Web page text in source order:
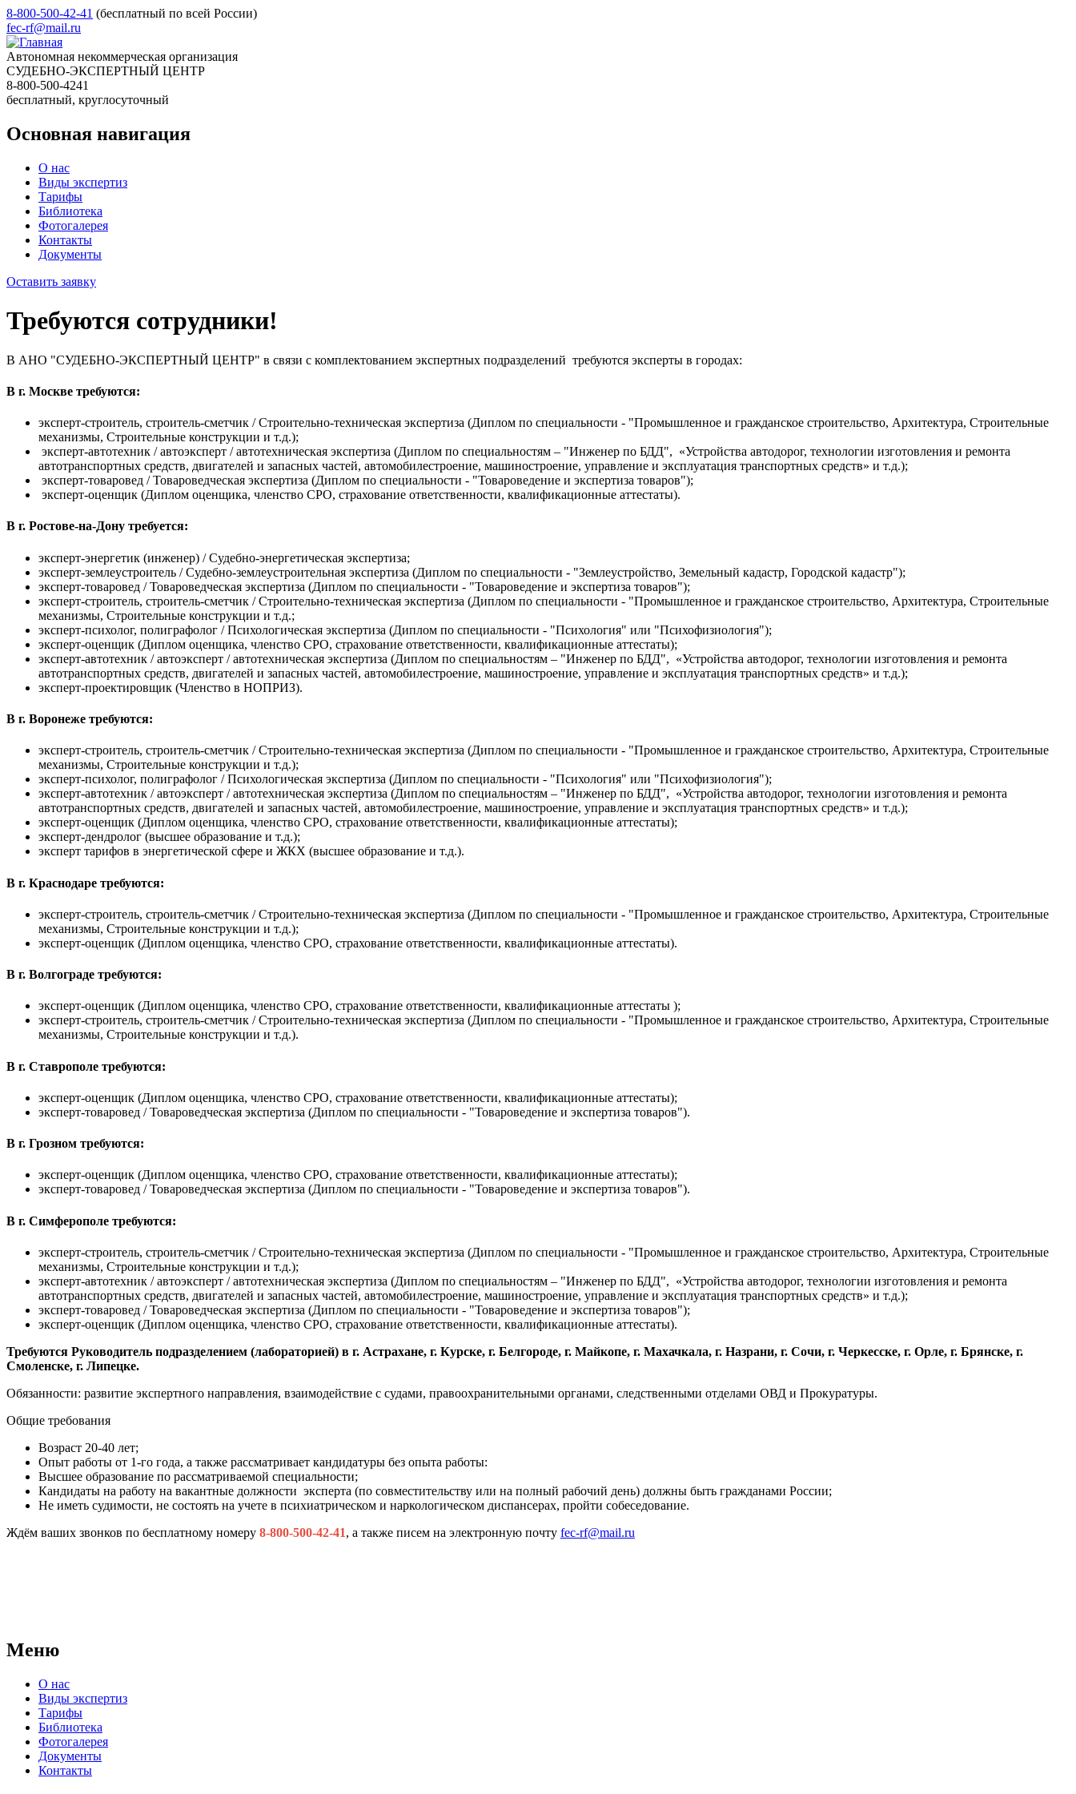
8-800-500-42-41 (бесплатный по всей России)
fec-rf@mail.ru
Автономная некоммерческая организация
СУДЕБНО-ЭКСПЕРТНЫЙ ЦЕНТР
8-800-500-4241
бесплатный, круглосуточный
Основная навигация
О нас
Виды экспертиз
Тарифы
Библиотека
Фотогалерея
Контакты
Документы
Оставить заявку
Требуются сотрудники!
В АНО "СУДЕБНО-ЭКСПЕРТНЫЙ ЦЕНТР" в связи с комплектованием экспертных подразделений требуются эксперты в городах:
В г. Москве требуются:
эксперт-строитель, строитель-сметчик / Строительно-техническая экспертиза (Диплом по специальности - "Промышленное и гражданское строительство, Архитектура, Строительные
механизмы, Строительные конструкции и т.д.);
эксперт-автотехник / автоэксперт / автотехническая экспертиза (Диплом по специальностям – "Инженер по БДД", «Устройства автодорог, технологии изготовления и ремонта
автотранспортных средств, двигателей и запасных частей, автомобилестроение, машиностроение, управление и эксплуатация транспортных средств» и т.д.);
эксперт-товаровед / Товароведческая экспертиза (Диплом по специальности - "Товароведение и экспертиза товаров");
эксперт-оценщик (Диплом оценщика, членство СРО, страхование ответственности, квалификационные аттестаты).
В г. Ростове-на-Дону требуется:
эксперт-энергетик (инженер) / Судебно-энергетическая экспертиза;
эксперт-землеустроитель / Судебно-землеустроительная экспертиза (Диплом по специальности - "Землеустройство, Земельный кадастр, Городской кадастр");
эксперт-товаровед / Товароведческая экспертиза (Диплом по специальности - "Товароведение и экспертиза товаров");
эксперт-строитель, строитель-сметчик / Строительно-техническая экспертиза (Диплом по специальности - "Промышленное и гражданское строительство, Архитектура, Строительные
механизмы, Строительные конструкции и т.д.;
эксперт-психолог, полиграфолог / Психологическая экспертиза (Диплом по специальности - "Психология" или "Психофизиология");
эксперт-оценщик (Диплом оценщика, членство СРО, страхование ответственности, квалификационные аттестаты);
эксперт-автотехник / автоэксперт / автотехническая экспертиза (Диплом по специальностям – "Инженер по БДД", «Устройства автодорог, технологии изготовления и ремонта
автотранспортных средств, двигателей и запасных частей, автомобилестроение, машиностроение, управление и эксплуатация транспортных средств» и т.д.);
эксперт-проектировщик (Членство в НОПРИЗ).
В г. Воронеже требуются:
эксперт-строитель, строитель-сметчик / Строительно-техническая экспертиза (Диплом по специальности - "Промышленное и гражданское строительство, Архитектура, Строительные
механизмы, Строительные конструкции и т.д.);
эксперт-психолог, полиграфолог / Психологическая экспертиза (Диплом по специальности - "Психология" или "Психофизиология");
эксперт-автотехник / автоэксперт / автотехническая экспертиза (Диплом по специальностям – "Инженер по БДД", «Устройства автодорог, технологии изготовления и ремонта
автотранспортных средств, двигателей и запасных частей, автомобилестроение, машиностроение, управление и эксплуатация транспортных средств» и т.д.);
эксперт-оценщик (Диплом оценщика, членство СРО, страхование ответственности, квалификационные аттестаты);
эксперт-дендролог (высшее образование и т.д.);
эксперт тарифов в энергетической сфере и ЖКХ (высшее образование и т.д.).
В г. Краснодаре требуются:
эксперт-строитель, строитель-сметчик / Строительно-техническая экспертиза (Диплом по специальности - "Промышленное и гражданское строительство, Архитектура, Строительные
механизмы, Строительные конструкции и т.д.);
эксперт-оценщик (Диплом оценщика, членство СРО, страхование ответственности, квалификационные аттестаты).
В г. Волгограде требуются:
эксперт-оценщик (Диплом оценщика, членство СРО, страхование ответственности, квалификационные аттестаты );
эксперт-строитель, строитель-сметчик / Строительно-техническая экспертиза (Диплом по специальности - "Промышленное и гражданское строительство, Архитектура, Строительные
механизмы, Строительные конструкции и т.д.).
В г. Ставрополе требуются:
эксперт-оценщик (Диплом оценщика, членство СРО, страхование ответственности, квалификационные аттестаты);
эксперт-товаровед / Товароведческая экспертиза (Диплом по специальности - "Товароведение и экспертиза товаров").
В г. Грозном требуются:
эксперт-оценщик (Диплом оценщика, членство СРО, страхование ответственности, квалификационные аттестаты);
эксперт-товаровед / Товароведческая экспертиза (Диплом по специальности - "Товароведение и экспертиза товаров").
В г. Симферополе требуются:
эксперт-строитель, строитель-сметчик / Строительно-техническая экспертиза (Диплом по специальности - "Промышленное и гражданское строительство, Архитектура, Строительные
механизмы, Строительные конструкции и т.д.);
эксперт-автотехник / автоэксперт / автотехническая экспертиза (Диплом по специальностям – "Инженер по БДД", «Устройства автодорог, технологии изготовления и ремонта
автотранспортных средств, двигателей и запасных частей, автомобилестроение, машиностроение, управление и эксплуатация транспортных средств» и т.д.);
эксперт-товаровед / Товароведческая экспертиза (Диплом по специальности - "Товароведение и экспертиза товаров");
эксперт-оценщик (Диплом оценщика, членство СРО, страхование ответственности, квалификационные аттестаты).
Требуются Руководитель подразделением (лабораторией) в г. Астрахане, г. Курске, г. Белгороде, г. Майкопе, г. Махачкала, г. Назрани, г. Сочи, г. Черкесске, г. Орле, г. Брянске, г.
Смоленске, г. Липецке.
Обязанности: развитие экспертного направления, взаимодействие с судами, правоохранительными органами, следственными отделами ОВД и Прокуратуры.
Общие требования
Возраст 20-40 лет;
Опыт работы от 1-го года, а также рассматривает кандидатуры без опыта работы:
Высшее образование по рассматриваемой специальности;
Кандидаты на работу на вакантные должности эксперта (по совместительству или на полный рабочий день) должны быть гражданами России;
Не иметь судимости, не состоять на учете в психиатрическом и наркологическом диспансерах, пройти собеседование.
Ждём ваших звонков по бесплатному номеру 8-800-500-42-41, а также писем на электронную почту fec-rf@mail.ru
Меню
О нас
Виды экспертиз
Тарифы
Библиотека
Фотогалерея
Документы
Контакты